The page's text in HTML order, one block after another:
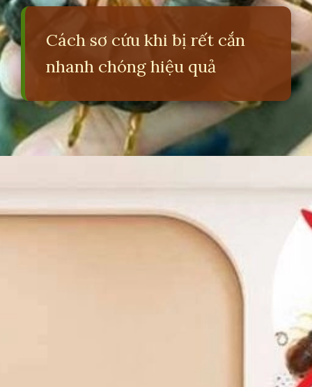
Cách sơ cứu khi bị rết cắn
nhanh chóng hiệu quả